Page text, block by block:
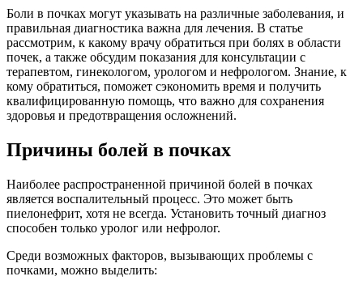
Боли в почках могут указывать на различные заболевания, и
правильная диагностика важна для лечения. В статье
рассмотрим, к какому врачу обратиться при болях в области
почек, а также обсудим показания для консультации с
терапевтом, гинекологом, урологом и нефрологом. Знание, к
кому обратиться, поможет сэкономить время и получить
квалифицированную помощь, что важно для сохранения
здоровья и предотвращения осложнений.
Причины болей в почках
Наиболее распространенной причиной болей в почках
является воспалительный процесс. Это может быть
пиелонефрит, хотя не всегда. Установить точный диагноз
способен только уролог или нефролог.
Среди возможных факторов, вызывающих проблемы с
почками, можно выделить: